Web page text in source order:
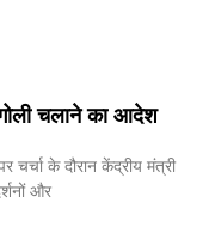
चलाने का आदेश
के दौरान केंद्रीय मंत्री
और